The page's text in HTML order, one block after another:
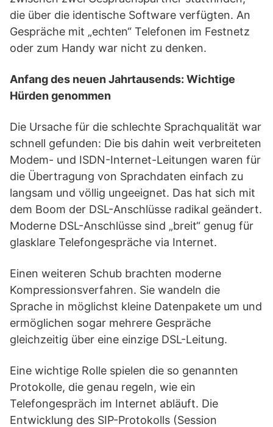
die über die identische Software verfügten. An
Gespräche mit „echten“ Telefonen im Festnetz
oder zum Handy war nicht zu denken.
Anfang des neuen Jahrtausends: Wichtige
Hürden genommen
Die Ursache für die schlechte Sprachqualität war
schnell gefunden: Die bis dahin weit verbreiteten
Modem- und ISDN-Internet-Leitungen waren für
die Übertragung von Sprachdaten einfach zu
langsam und völlig ungeeignet. Das hat sich mit
dem Boom der DSL-Anschlüsse radikal geändert.
Moderne DSL-Anschlüsse sind „breit“ genug für
glasklare Telefongespräche via Internet.
Einen weiteren Schub brachten moderne
Kompressionsverfahren. Sie wandeln die
Sprache in möglichst kleine Datenpakete um und
ermöglichen sogar mehrere Gespräche
gleichzeitig über eine einzige DSL-Leitung.
Eine wichtige Rolle spielen die so genannten
Protokolle, die genau regeln, wie ein
Telefongespräch im Internet abläuft. Die
Entwicklung des SIP-Protokolls (Session